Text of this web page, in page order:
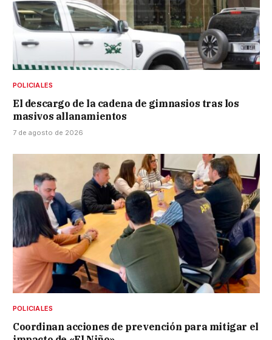
POLICIALES
El descargo de la cadena de gimnasios tras los
masivos allanamientos
7 de agosto de 2026
POLICIALES
Coordinan acciones de prevención para mitigar el